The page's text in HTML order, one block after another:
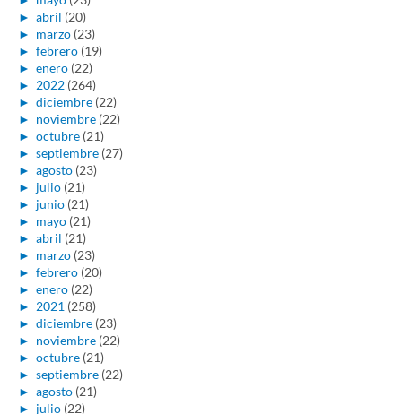
► abril (20)
► marzo (23)
► febrero (19)
► enero (22)
► 2022 (264)
► diciembre (22)
► noviembre (22)
► octubre (21)
► septiembre (27)
► agosto (23)
► julio (21)
► junio (21)
► mayo (21)
► abril (21)
► marzo (23)
► febrero (20)
► enero (22)
► 2021 (258)
► diciembre (23)
► noviembre (22)
► octubre (21)
► septiembre (22)
► agosto (21)
► julio (22)